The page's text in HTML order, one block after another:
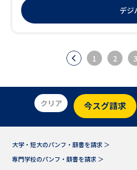
デジ
1 2 3
クリア 今スグ請求
大学・短大のパンフ・願書を請求 ＞
専門学校のパンフ・願書を請求 ＞